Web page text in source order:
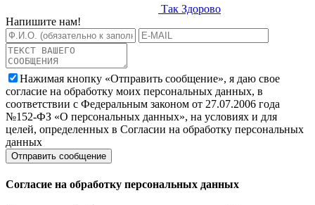
Так Здорово
Напишите нам!
Нажимая кнопку «Отправить сообщение», я даю свое
согласие на обработку моих персональных данных, в
соответствии с Федеральным законом от 27.07.2006 года
№152-ФЗ «О персональных данных», на условиях и для
целей, определенных в Согласии на обработку персональных
данных
Согласие на обработку персональных данных